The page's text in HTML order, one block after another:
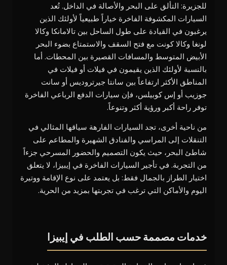
للجزيرة: التألق على البحر والأصالة في الداخل. تُعد
السيارات المكشوفة الفاخرة خياراً طبيعياً لأولئك الذين
يرغبون في القيادة على طول الساحل بين تالامانكا وكالا
لونغا وكالا كونت مع فتح السقف والاستمتاع بضوء البحر
الأبيض المتوسط والمسافات القصيرة بين المحطات. أما
بالنسبة لأولئك الذين يقيمون في فيلات أو فيلات في
المناطق الأكثر ارتفاعاً بين سانتا جيرتروديس أو سانت
جوزيب أو إس كوبيلس، فإن سيارات الدفع الرباعي الفاخرة
توفر راحة أكبر ورؤية أكثر وتنوعاً.
من ناحية أخرى، تجد السيارات الفارهة سياقها المثالي في
التنقلات إلى المراسي والفنادق الشهيرة والمطاعم على
شاطئ البحر، حيث يكون التصميم والحضور المسرحي جزءاً
من التجربة. في تأجير السيارات الفاخرة في إيبيزا، لا يتعلق
اختيار الطراز بالجمال فقط: بل يعتمد على نوع الإقامة ووتيرة
اليوم والأماكن التي ترغب في تجربتها بمزيد من الحرية.
خدمات مصممة حسب الطلب في إيبيزا